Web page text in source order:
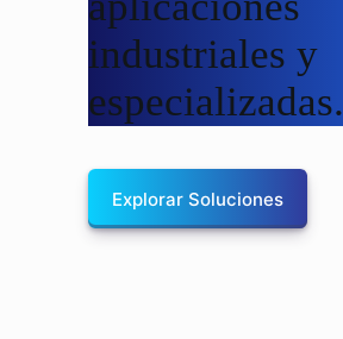
industriales y
especializadas.
Explorar Soluciones